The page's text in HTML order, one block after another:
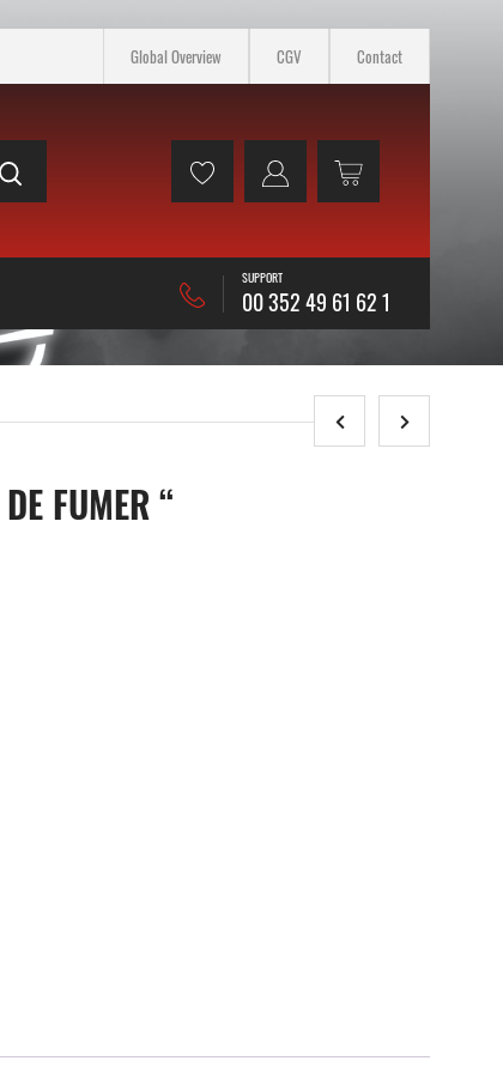
Global Overview CGV Contact
SUPPORT
00 352 49 61 62 1
FUMER “